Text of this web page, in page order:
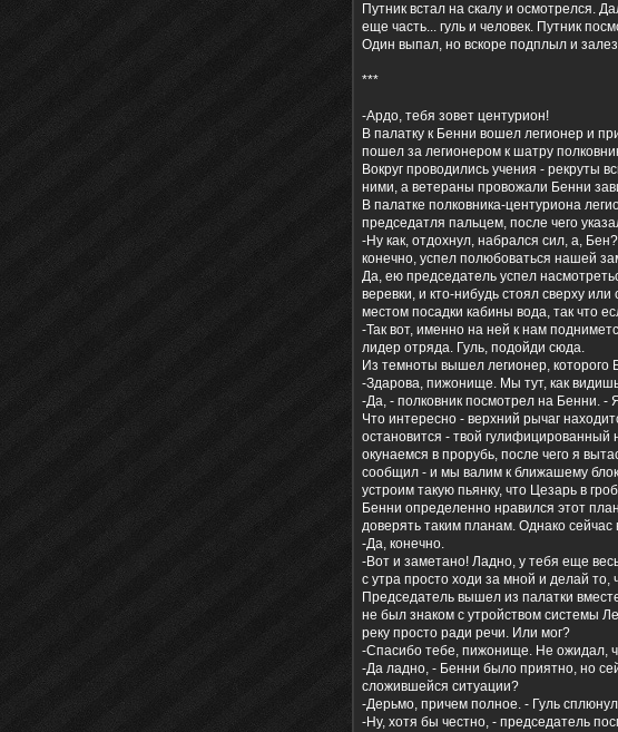
Путник встал на скалу и осмотрелся.
еще часть... гуль и человек. Путник
Один выпал, но вскоре подплыл и
***
-Ардо, тебя зовет центурион!
В палатку к Бенни вошел легионер и
пошел за легионером к шатру
Вокруг проводились учения - рекруты
ними, а ветераны провожали Бенни
В палатке полковника-центуриона
председатля пальцем, после чего
-Ну как, отдохнул, набрался сил, а,
конечно, успел полюбоваться нашей
Да, ею председатель успел
веревки, и кто-нибудь стоял сверху
местом посадки кабины вода, так что
-Так вот, именно на ней к нам
лидер отряда. Гуль, подойди сюда.
Из темноты вышел легионер, которого
-Здарова, пижонище. Мы тут, как
-Да, - полковник посмотрел на Бенни. -
Что интересно - верхний рычаг
остановится - твой
окунаемся в прорубь, после чего я
сообщил - и мы валим к ближашему
устроим такую пьянку, что Цезарь в
Бенни определенно нравился этот
доверять таким планам. Однако
-Да, конечно.
-Вот и заметано! Ладно, у тебя еще
с утра просто ходи за мной и делай
Председатель вышел из палатки
не был знаком с утройством системы
реку просто ради речи. Или мог?
-Спасибо тебе, пижонище. Не ожидал,
-Да ладно, - Бенни было приятно, но
сложившейся ситуации?
-Дерьмо, причем полное. - Гуль
-Ну, хотя бы честно, - председатель